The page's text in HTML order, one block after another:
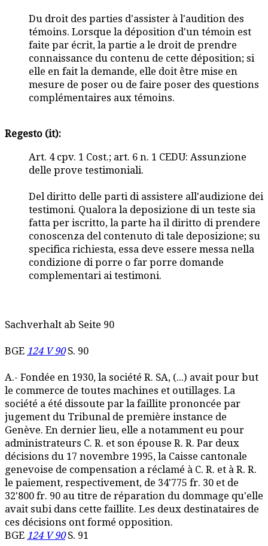
Du droit des parties d'assister à l'audition des
témoins. Lorsque la déposition d'un témoin est
faite par écrit, la partie a le droit de prendre
connaissance du contenu de cette déposition; si
elle en fait la demande, elle doit être mise en
mesure de poser ou de faire poser des questions
complémentaires aux témoins.
Regesto (it):
Art. 4 cpv. 1 Cost.; art. 6 n. 1 CEDU: Assunzione
delle prove testimoniali.
Del diritto delle parti di assistere all'audizione dei
testimoni. Qualora la deposizione di un teste sia
fatta per iscritto, la parte ha il diritto di prendere
conoscenza del contenuto di tale deposizione; su
specifica richiesta, essa deve essere messa nella
condizione di porre o far porre domande
complementari ai testimoni.
Sachverhalt ab Seite 90
BGE 124 V 90S. 90
A.- Fondée en 1930, la société R. SA, (...) avait pour but
le commerce de toutes machines et outillages. La
société a été dissoute par la faillite prononcée par
jugement du Tribunal de première instance de
Genève. En dernier lieu, elle a notamment eu pour
administrateurs C. R. et son épouse R. R. Par deux
décisions du 17 novembre 1995, la Caisse cantonale
genevoise de compensation a réclamé à C. R. et à R. R.
le paiement, respectivement, de 34'775 fr. 30 et de
32'800 fr. 90 au titre de réparation du dommage qu'elle
avait subi dans cette faillite. Les deux destinataires de
ces décisions ont formé opposition.
BGE 124 V 90S. 91